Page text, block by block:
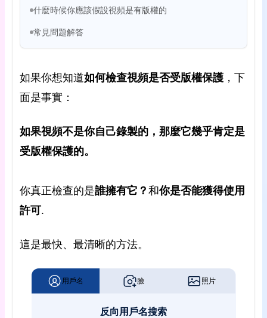
什麼時候你應該假設視頻是有版權的
常見問題解答
如果你想知道如何檢查視頻是否受版權保護 ，下
面是事實：
如果視頻不是你自己錄製的，那麼它幾乎肯定是
受版權保護的。
你真正檢查的是誰擁有它？和你是否能獲得使用
許可.
這是最快、最清晰的方法。
用戶名 臉 照片
反向用戶名搜索